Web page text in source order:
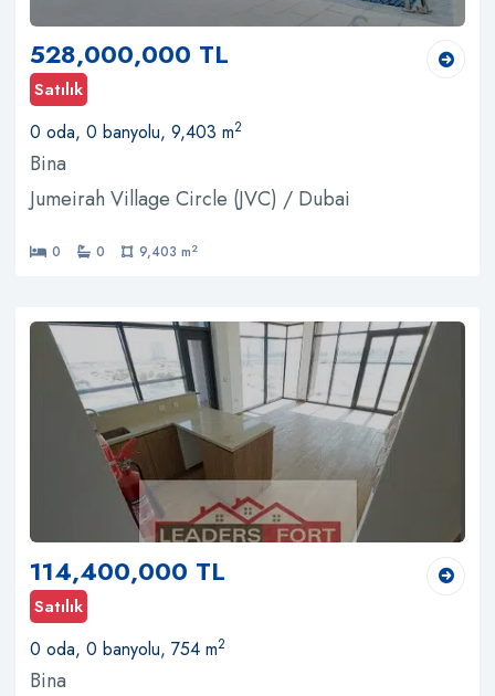
528,000,000 TL
Satılık
0 oda, 0 banyolu, 9,403 m2
Bina
Jumeirah Village Circle (JVC) / Dubai
0 0 9,403 m2
114,400,000 TL
Satılık
0 oda, 0 banyolu, 754 m2
Bina